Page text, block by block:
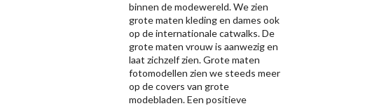
binnen de modewereld. We zien
grote maten kleding en dames ook
op de internationale catwalks. De
grote maten vrouw is aanwezig en
laat zichzelf zien. Grote maten
fotomodellen zien we steeds meer
op de covers van grote
modebladen. Een positieve